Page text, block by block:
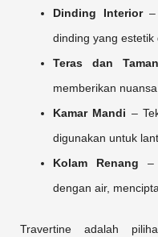
Dinding Interior–
dinding yang estetik
Teras dan Taman
memberikan
Kamar Mandi –
digunakan untuk
Kolam Renang –
dengan air,
Travertine adalah